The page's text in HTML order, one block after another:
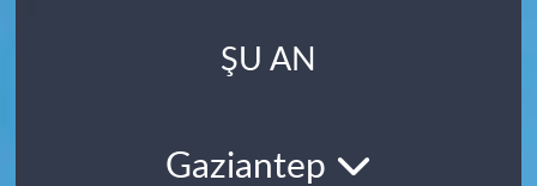
ŞU AN
Gaziantep
Resmi İlanlar